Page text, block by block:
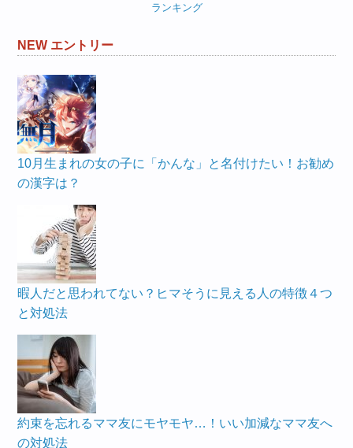
ランキング
NEW エントリー
10月生まれの女の子に「かんな」と名付けたい！お勧め
の漢字は？
暇人だと思われてない？ヒマそうに見える人の特徴４つ
と対処法
約束を忘れるママ友にモヤモヤ…！いい加減なママ友へ
の対処法